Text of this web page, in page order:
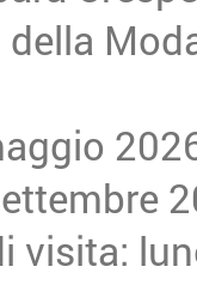
visita: